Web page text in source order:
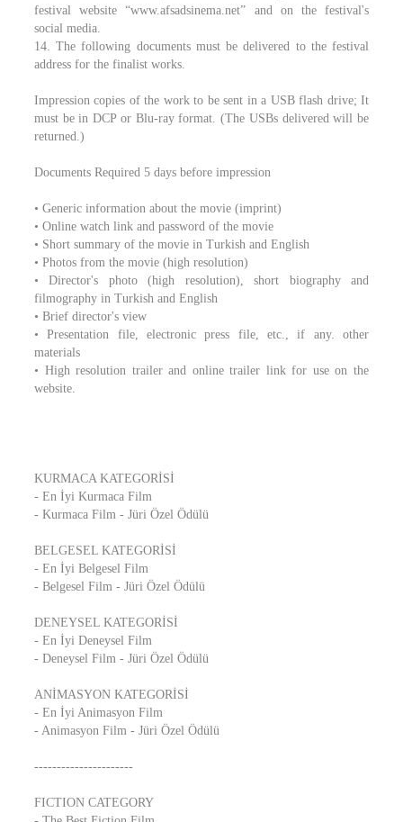
festival website “www.afsadsinema.net” and on the festival's
social media.
14. The following documents must be delivered to the festival
address for the finalist works.
Impression copies of the work to be sent in a USB flash drive; It
must be in DCP or Blu-ray format. (The USBs delivered will be
returned.)
Documents Required 5 days before impression
• Generic information about the movie (imprint)
• Online watch link and password of the movie
• Short summary of the movie in Turkish and English
• Photos from the movie (high resolution)
• Director's photo (high resolution), short biography and
filmography in Turkish and English
• Brief director's view
• Presentation file, electronic press file, etc., if any. other
materials
• High resolution trailer and online trailer link for use on the
website.
KURMACA KATEGORİSİ
- En İyi Kurmaca Film
- Kurmaca Film - Jüri Özel Ödülü
BELGESEL KATEGORİSİ
- En İyi Belgesel Film
- Belgesel Film - Jüri Özel Ödülü
DENEYSEL KATEGORİSİ
- En İyi Deneysel Film
- Deneysel Film - Jüri Özel Ödülü
ANİMASYON KATEGORİSİ
- En İyi Animasyon Film
- Animasyon Film - Jüri Özel Ödülü
----------------------
FICTION CATEGORY